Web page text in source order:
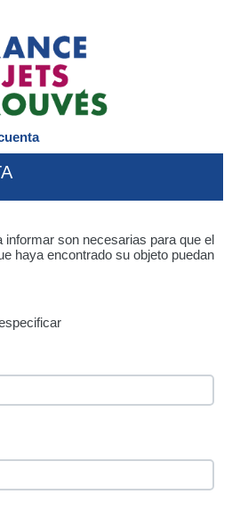
informar son necesarias para que el
haya encontrado su objeto puedan